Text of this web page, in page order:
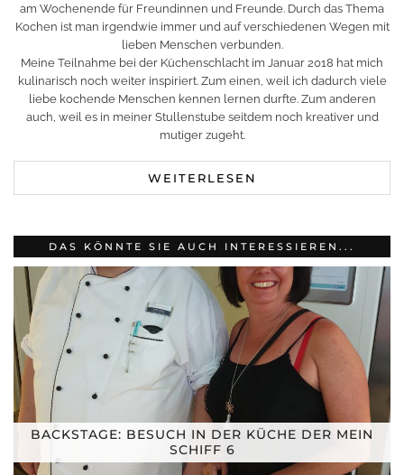
am Wochenende für Freundinnen und Freunde. Durch das Thema
Kochen ist man irgendwie immer und auf verschiedenen Wegen mit
lieben Menschen verbunden.
Meine Teilnahme bei der Küchenschlacht im Januar 2018 hat mich
kulinarisch noch weiter inspiriert. Zum einen, weil ich dadurch viele
liebe kochende Menschen kennen lernen durfte. Zum anderen
auch, weil es in meiner Stullenstube seitdem noch kreativer und
mutiger zugeht.
WEITERLESEN
DAS KÖNNTE SIE AUCH INTERESSIEREN...
BACKSTAGE: BESUCH IN DER KÜCHE DER MEIN
SCHIFF 6